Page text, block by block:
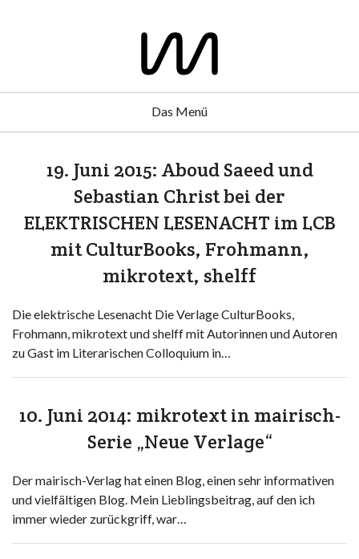
Das Menü
19. Juni 2015: Aboud Saeed und
Sebastian Christ bei der
ELEKTRISCHEN LESENACHT im LCB
mit CulturBooks, Frohmann,
mikrotext, shelff
Die elektrische Lesenacht Die Verlage CulturBooks,
Frohmann, mikrotext und shelff mit Autorinnen und Autoren
zu Gast im Literarischen Colloquium in…
10. Juni 2014: mikrotext in mairisch-
Serie „Neue Verlage“
Der mairisch-Verlag hat einen Blog, einen sehr informativen
und vielfältigen Blog. Mein Lieblingsbeitrag, auf den ich
immer wieder zurückgriff, war…